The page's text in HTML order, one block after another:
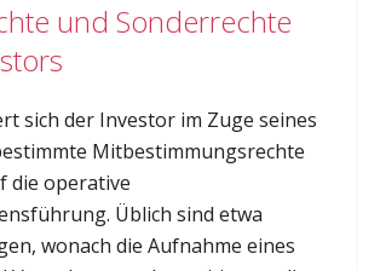
und Sonderrechte
sich der Investor im Zuge seines
Mitbestimmungsrechte
die operative
Üblich sind etwa
wonach die Aufnahme eines